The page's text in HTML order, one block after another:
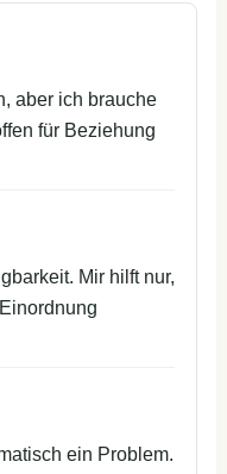
aber ich brauche
für Beziehung
Mir hilft nur,
ein Problem.